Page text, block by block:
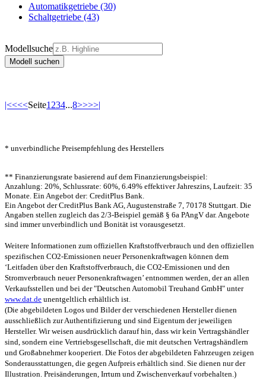
Automatikgetriebe (30)
Schaltgetriebe (43)
Modellsuche
|<<<<Seite1 234...8>>>>|
* unverbindliche Preisempfehlung des Herstellers
** Finanzierungsrate basierend auf dem Finanzierungsbeispiel:
Anzahlung: 20%, Schlussrate: 60%, 6.49% effektiver Jahreszins, Laufzeit: 35
Monate. Ein Angebot der: CreditPlus Bank.
Ein Angebot der CreditPlus Bank AG, Augustenstraße 7, 70178 Stuttgart. Die
Angaben stellen zugleich das 2/3-Beispiel gemäß § 6a PAngV dar. Angebote
sind immer unverbindlich und Bonität ist vorausgesetzt.
Weitere Informationen zum offiziellen Kraftstoffverbrauch und den offiziellen
spezifischen CO2-Emissionen neuer Personenkraftwagen können dem
‘Leitfaden über den Kraftstoffverbrauch, die CO2-Emissionen und den
Stromverbrauch neuer Personenkraftwagen’ entnommen werden, der an allen
Verkaufsstellen und bei der "Deutschen Automobil Treuhand GmbH" unter
www.dat.de unentgeltlich erhältlich ist.
(Die abgebildeten Logos und Bilder der verschiedenen Hersteller dienen
ausschließlich zur Authentifizierung und sind Eigentum der jeweiligen
Hersteller. Wir weisen ausdrücklich darauf hin, dass wir kein Vertragshändler
sind, sondern eine Vertriebsgesellschaft, die mit deutschen Vertragshändlern
und Großabnehmer kooperiert. Die Fotos der abgebildeten Fahrzeugen zeigen
Sonderausstattungen, die gegen Aufpreis erhältlich sind. Sie dienen nur der
Illustration. Preisänderungen, Irrtum und Zwischenverkauf vorbehalten.)